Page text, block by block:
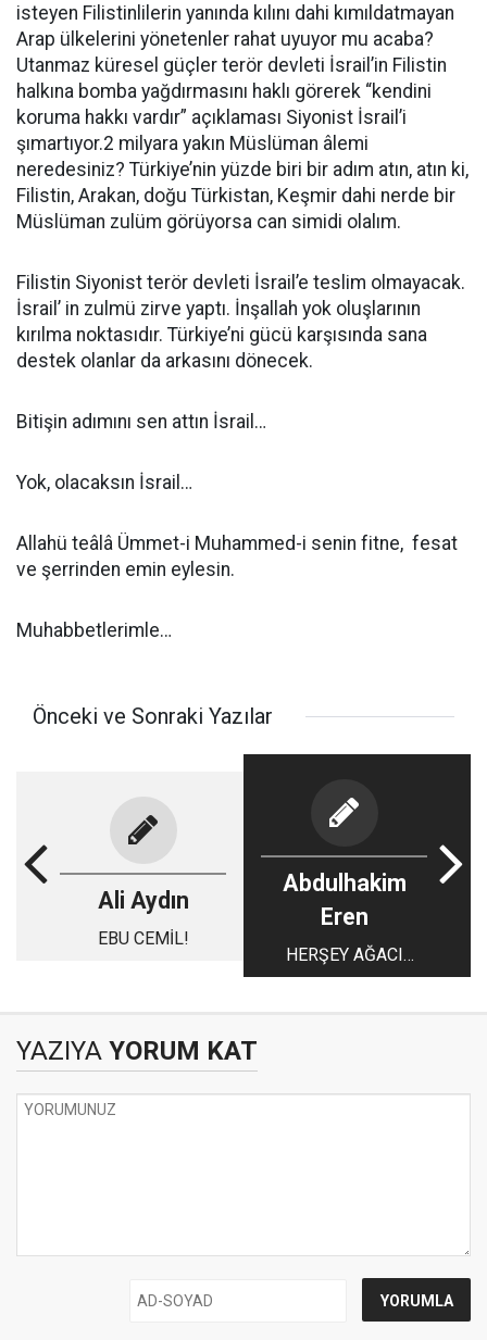
isteyen Filistinlilerin yanında kılını dahi kımıldatmayan
Arap ülkelerini yönetenler rahat uyuyor mu acaba?
Utanmaz küresel güçler terör devleti İsrail’in Filistin
halkına bomba yağdırmasını haklı görerek “kendini
koruma hakkı vardır” açıklaması Siyonist İsrail’i
şımartıyor.2 milyara yakın Müslüman âlemi
neredesiniz? Türkiye’nin yüzde biri bir adım atın, atın ki,
Filistin, Arakan, doğu Türkistan, Keşmir dahi nerde bir
Müslüman zulüm görüyorsa can simidi olalım.
Filistin Siyonist terör devleti İsrail’e teslim olmayacak.
İsrail’ in zulmü zirve yaptı. İnşallah yok oluşlarının
kırılma noktasıdır. Türkiye’ni gücü karşısında sana
destek olanlar da arkasını dönecek.
Bitişin adımını sen attın İsrail…
Yok, olacaksın İsrail…
Allahü teâlâ Ümmet-i Muhammed-i senin fitne, fesat
ve şerrinden emin eylesin.
Muhabbetlerimle…
Önceki ve Sonraki Yazılar
Ali Aydın
EBU CEMİL!
Abdulhakim
Eren
HERŞEY AĞACI
SEVMEKLE BAŞLAR
YAZIYA YORUM KAT